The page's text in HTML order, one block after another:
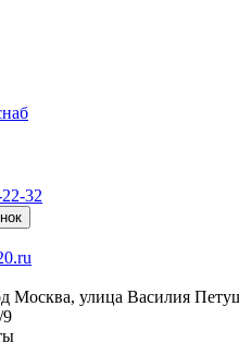
32
Москва, улица Василия